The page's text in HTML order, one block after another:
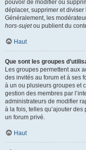
pouvoir de modifier ou
déplacer, supprimer et diviser
Généralement, les
hors-sujetou publient du
Haut
Que sont les groupes
Les groupes permettent aux
des invités au forum et à ses
à un ou plusieurs groupes et
gestion des membres par
administrateurs de modifier
à la fois, telles qu’ajouter
un forum privé.
Haut